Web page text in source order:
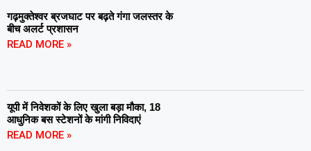
गढ़मुक्तेश्वर ब्रजघाट पर बढ़ते गंगा जलस्तर के
बीच अलर्ट प्रशासन
READ MORE »
यूपी में निवेशकों के लिए खुला बड़ा मौका, 18
आधुनिक बस स्टेशनों के मांगी निविदाएं
READ MORE »